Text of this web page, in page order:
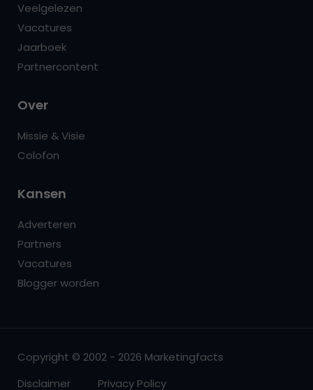
Veelgelezen
Vacatures
Jaarboek
Partnercontent
Over
Missie & Visie
Colofon
Kansen
Adverteren
Partners
Vacatures
Blogger worden
Copyright © 2002 - 2026 Marketingfacts
Disclaimer
Privacy Policy